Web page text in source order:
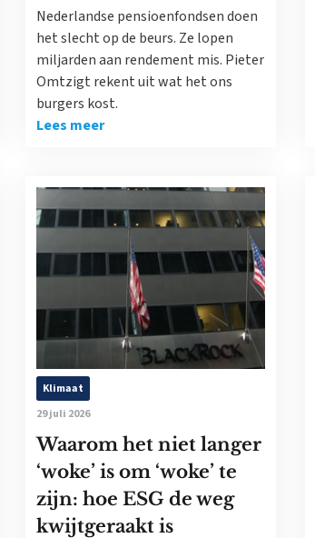
Nederlandse pensioenfondsen doen
het slecht op de beurs. Ze lopen
miljarden aan rendement mis. Pieter
Omtzigt rekent uit wat het ons
burgers kost.
Lees meer
Klimaat
29 juli 2026
Waarom het niet langer
‘woke’ is om ‘woke’ te
zijn: hoe ESG de weg
kwijtgeraakt is